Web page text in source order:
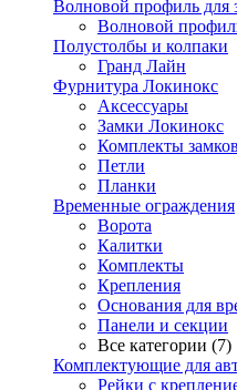
Волновой профиль для
Волновой
Полустолбы и колпаки
Гранд Лайн
Фурнитура Локинокс
Аксессуары
Замки Локинокс
Комплекты
Петли
Планки
Временные ограждения
Ворота
Калитки
Комплекты
Крепления
Основания для
Панели и секции
Все категории (7)
Комплектующие для
Рейки с